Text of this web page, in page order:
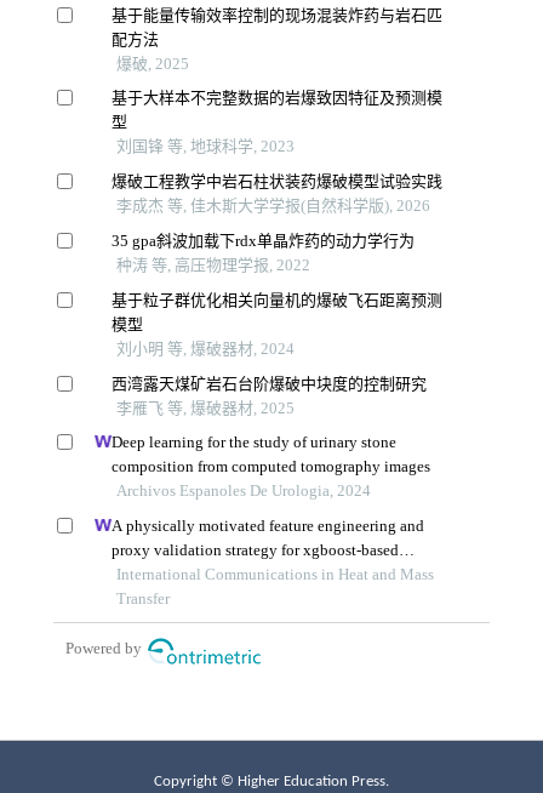
Copyright © Higher Education Press.